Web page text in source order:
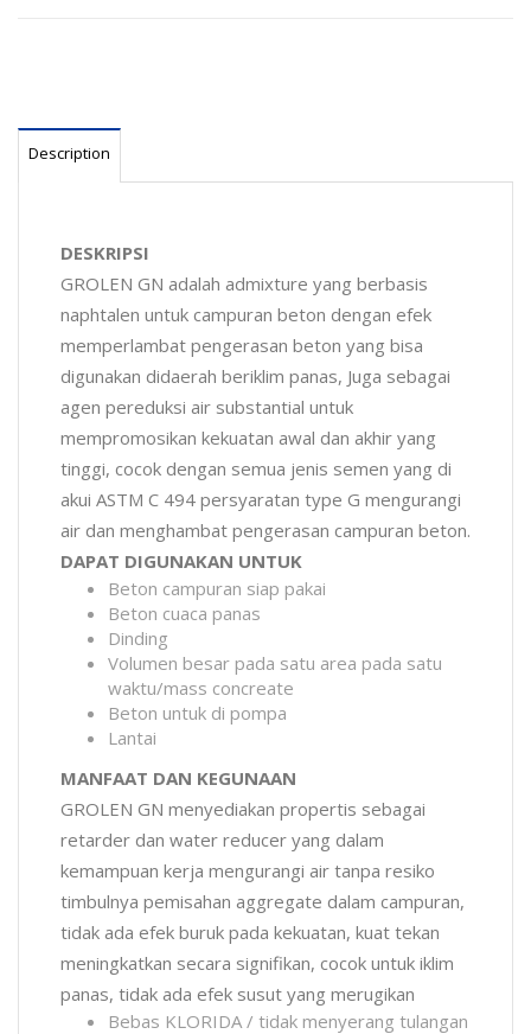
Description
DESKRIPSI
GROLEN GN adalah admixture yang berbasis
naphtalen untuk campuran beton dengan efek
memperlambat pengerasan beton yang bisa
digunakan didaerah beriklim panas, Juga sebagai
agen pereduksi air substantial untuk
mempromosikan kekuatan awal dan akhir yang
tinggi, cocok dengan semua jenis semen yang di
akui ASTM C 494 persyaratan type G mengurangi
air dan menghambat pengerasan campuran beton.
DAPAT DIGUNAKAN UNTUK
Beton campuran siap pakai
Beton cuaca panas
Dinding
Volumen besar pada satu area pada satu
waktu/mass concreate
Beton untuk di pompa
Lantai
MANFAAT DAN KEGUNAAN
GROLEN GN menyediakan propertis sebagai
retarder dan water reducer yang dalam
kemampuan kerja mengurangi air tanpa resiko
timbulnya pemisahan aggregate dalam campuran,
tidak ada efek buruk pada kekuatan, kuat tekan
meningkatkan secara signifikan, cocok untuk iklim
panas, tidak ada efek susut yang merugikan
Bebas KLORIDA / tidak menyerang tulangan